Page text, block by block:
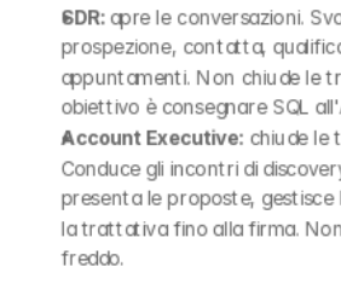
SDR: apre le conversazioni.
prospezione, contatta,
appuntamenti. Non chiude le
obiettivo è consegnare SQL
Account Executive: chiude le
Conduce gli incontri di
presenta le proposte, gestisce
la trattativa fino alla firma.
freddo.